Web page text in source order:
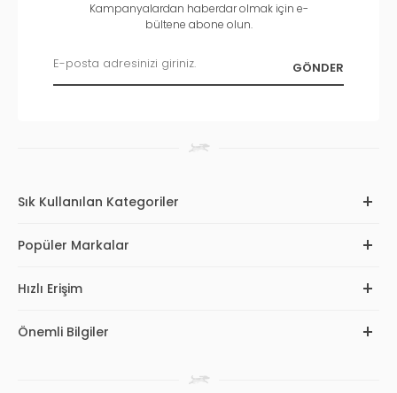
Kampanyalardan haberdar olmak için e-
bültene abone olun.
Sık Kullanılan Kategoriler
Popüler Markalar
Hızlı Erişim
Önemli Bilgiler